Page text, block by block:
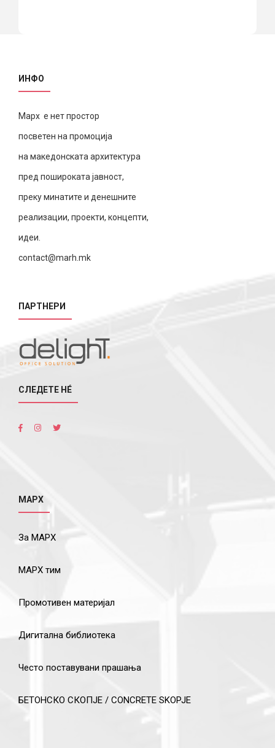
ИНФО
Марх е нет простор
посветен на промоција
на македонската архитектура
пред пошироката јавност,
преку минатите и денешните
реализации, проекти, концепти,
идеи.
contact@marh.mk
ПАРТНЕРИ
СЛЕДЕТЕ НÉ
МАРХ
За МАРХ
МАРХ тим
Промотивен материјал
Дигитална библиотека
Често поставувани прашања
БЕТОНСКО СКОПЈЕ / CONCRETE SKOPJE